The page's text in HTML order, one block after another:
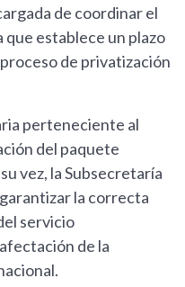
de coordinar el
establece un plazo
de privatización
perteneciente al
del paquete
vez, la Subsecretaría
la correcta
servicio
de la